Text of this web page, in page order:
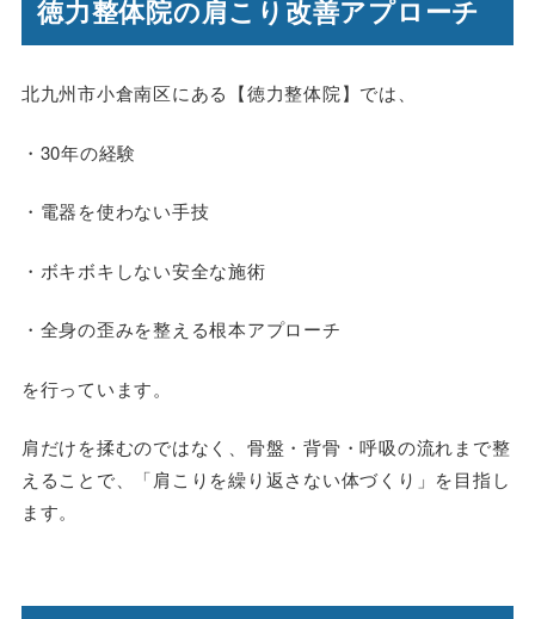
徳力整体院の肩こり改善アプローチ
北九州市小倉南区にある【徳力整体院】では、
・30年の経験
・電器を使わない手技
・ボキボキしない安全な施術
・全身の歪みを整える根本アプローチ
を行っています。
肩だけを揉むのではなく、骨盤・背骨・呼吸の流れまで整
えることで、「肩こりを繰り返さない体づくり」を目指し
ます。